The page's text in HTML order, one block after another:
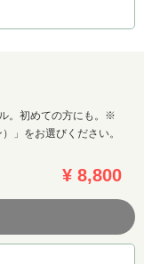
。初めての方にも。※
」をお選びください。
¥ 8,800